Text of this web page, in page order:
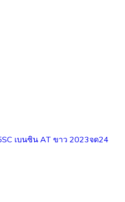
เบนซิน AT ขาว 2023จด24